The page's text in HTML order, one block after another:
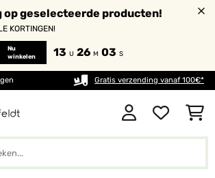
op geselecteerde producten!
KORTINGEN!
Nu
winkelen
13 U 26 M 03 S
Gratis verzending vanaf 100€*